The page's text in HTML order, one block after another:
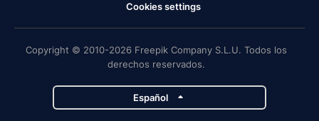
Cookies settings
Copyright © 2010-2026 Freepik Company S.L.U. Todos los
derechos reservados.
Español